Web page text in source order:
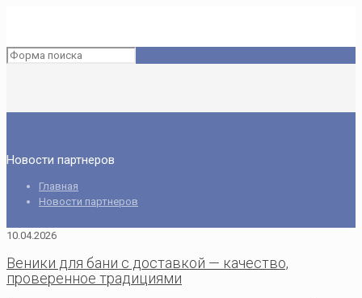
Новости партнеров
Главная
Новости партнеров
10.04.2026
Веники для бани с доставкой — качество,
проверенное традициями